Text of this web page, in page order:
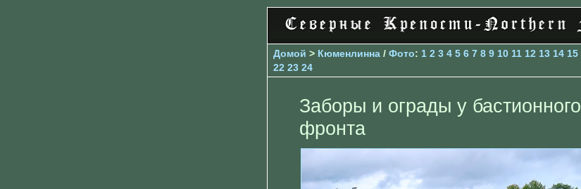
Домой > Кюменлинна / Фото: 1 2 3 4 5 6 7 8 9 10 11 12 13 14 15
22 23 24
Заборы и ограды у бастионного
фронта